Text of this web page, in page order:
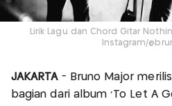
Lirik Lagu dan Chord Gitar
Instagram/
JAKARTA- Bruno Major
bagian dari album 'To Let A